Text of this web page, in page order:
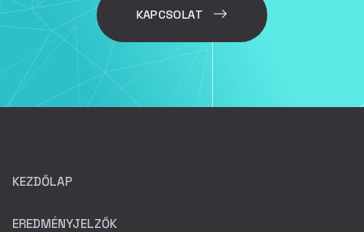
KAPCSOLAT
KEZDŐLAP
EREDMÉNYJELZŐK